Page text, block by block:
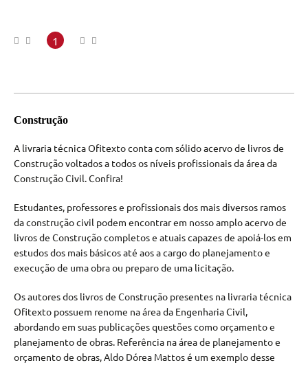
1
Construção
A livraria técnica Ofitexto conta com sólido acervo de livros de
Construção voltados a todos os níveis profissionais da área da
Construção Civil. Confira!
Estudantes, professores e profissionais dos mais diversos ramos
da construção civil podem encontrar em nosso amplo acervo de
livros de Construção completos e atuais capazes de apoiá-los em
estudos dos mais básicos até aos a cargo do planejamento e
execução de uma obra ou preparo de uma licitação.
Os autores dos livros de Construção presentes na livraria técnica
Ofitexto possuem renome na área da Engenharia Civil,
abordando em suas publicações questões como orçamento e
planejamento de obras. Referência na área de planejamento e
orçamento de obras, Aldo Dórea Mattos é um exemplo desse